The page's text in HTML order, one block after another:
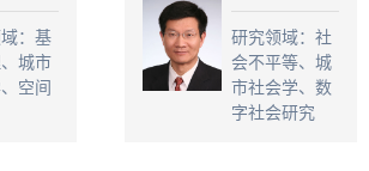
：基
城市
空间
研究领域：社
会不平等、城
市社会学、数
字社会研究